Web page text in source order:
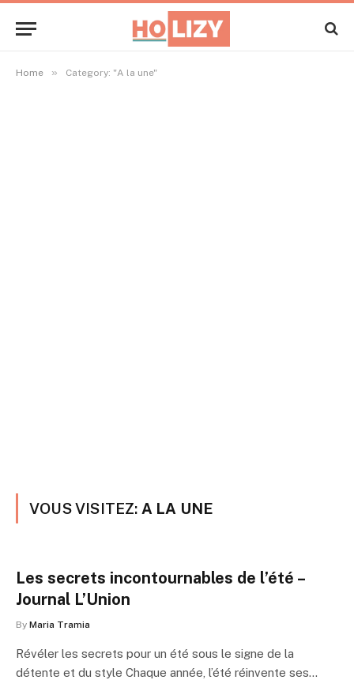
Home » Category: "A la une"
VOUS VISITEZ: A LA UNE
Les secrets incontournables de l’été –
Journal L’Union
By Maria Tramia
Révéler les secrets pour un été sous le signe de la
détente et du style Chaque année, l’été réinvente ses…